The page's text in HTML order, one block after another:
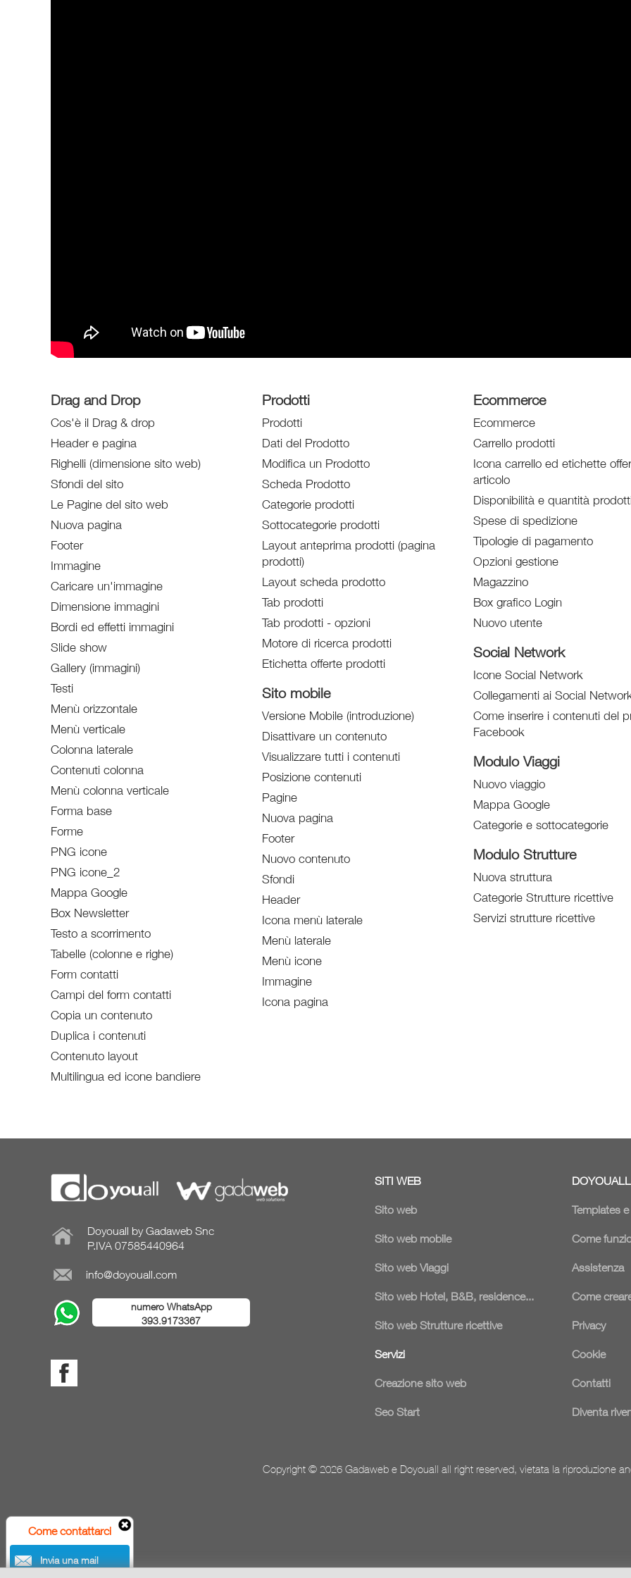
Come contattarci
Invia una mail
Drag and Drop
Cos'è il Drag & drop
Header e pagina
Righelli (dimensione sito web)
Sfondi del sito
Le Pagine del sito web
Nuova pagina
Footer
Immagine
Caricare un'immagine
Dimensione immagini
Bordi ed effetti immagini
Slide show
Gallery (immagini)
Testi
Menù orizzontale
Menù verticale
Colonna laterale
Contenuti colonna
Menù colonna verticale
Forma base
Forme
PNG icone
PNG icone_2
Mappa Google
Box Newsletter
Testo a scorrimento
Tabelle (colonne e righe)
Form contatti
Campi del form contatti
Copia un contenuto
Duplica i contenuti
Contenuto layout
Multilingua ed icone bandiere
Prodotti
Prodotti
Dati del Prodotto
Modifica un Prodotto
Scheda Prodotto
Categorie prodotti
Sottocategorie prodotti
Layout anteprima prodotti (pagina
prodotti)
Layout scheda prodotto
Tab prodotti
Tab prodotti - opzioni
Motore di ricerca prodotti
Etichetta offerte prodotti
Sito mobile
Versione Mobile (introduzione)
Disattivare un contenuto
Visualizzare tutti i contenuti
Posizione contenuti
Pagine
Nuova pagina
Footer
Nuovo contenuto
Sfondi
Header
Icona menù laterale
Menù laterale
Menù icone
Immagine
Icona pagina
Ecommerce
Ecommerce
Carrello prodotti
Icona carrello ed etichette
articolo
Disponibilità e quantità
Spese di spedizione
Tipologie di pagamento
Opzioni gestione
Magazzino
Box grafico Login
Nuovo utente
Social Network
Icone Social Network
Collegamenti ai Social
Come inserire i contenuti del
Facebook
Modulo Viaggi
Nuovo viaggio
Mappa Google
Categorie e sottocategorie
Modulo Strutture
Nuova struttura
Categorie Strutture ricettive
Servizi strutture ricettive
Doyouall by Gadaweb Snc
P.IVA 07585440964
info@doyouall.com
numero WhatsApp
393.9173367
SITI WEB
Sito web
Sito web mobile
Sito web Viaggi
Sito web Hotel, B&B, residence...
Sito web Strutture ricettive
Servizi
Creazione sito web
Seo Start
DOYOUALL
Templates
Come
Assistenza
Come
Privacy
Cookie
Contatti
Diventa
Copyright © 2026 Gadaweb e Doyouall all right reserved, vietata la riproduzione